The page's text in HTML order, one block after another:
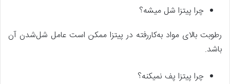
چرا پیتزا شل میشه؟
رطوبت بالای مواد به‌کاررفته در پیتزا ممکن است عامل شل‌شدن آن
باشد.
چرا پیتزا پف نمیکنه؟